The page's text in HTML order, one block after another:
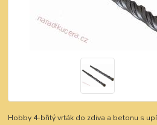
Hobby 4-břitý vrták do zdiva a betonu s